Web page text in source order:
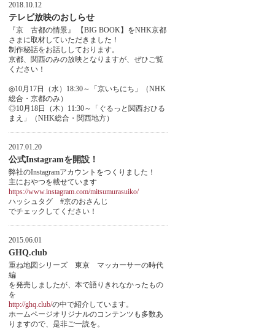
2018.10.12
テレビ放映のおしらせ
『京 古都の情景』 【BIG BOOK】をNHK京都
さまに取材していただきました！
制作秘話をお話ししております。
京都、関西のみの放映となりますが、ぜひご覧
ください！
◎10月17日（水）18:30～「京いちにち」（NHK
総合・京都のみ）
◎10月18日（木）11:30～「ぐるっと関西おひる
まえ」（NHK総合・関西地方）
2017.01.20
公式Instagramを開設！
弊社のInstagramアカウントをつくりました！
主におやつを載せています
https://www.instagram.com/mitsumurasuiko/
ハッシュタグ #京のおさんじ
でチェックしてください！
2015.06.01
GHQ.club
重ね地図シリーズ 東京 マッカーサーの時代
編
を発売しましたが、本で語りきれなかったもの
を
http://ghq.club/の中で紹介しています。
ホームページオリジナルのコンテンツも多数あ
りますので、是非ご一読を。